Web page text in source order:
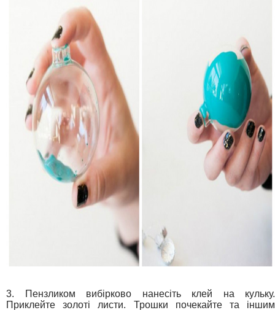
3. Пензликом вибірково нанесіть клей на кульку.
Приклейте золоті листи. Трошки почекайте та іншим